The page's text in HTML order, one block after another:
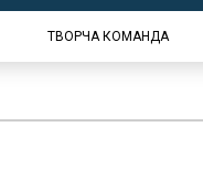
ТВОРЧА КОМАНДА